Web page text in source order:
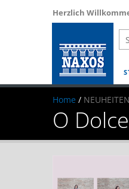
Herzlich
Home / NEUHEITEN
O